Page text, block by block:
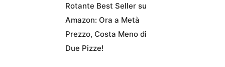
Rotante Best Seller su
Amazon: Ora a Metà
Prezzo, Costa Meno di
Due Pizze!